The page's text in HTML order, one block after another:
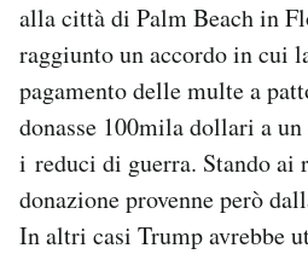
alla città di Palm Beach in
raggiunto un accordo in cui
pagamento delle multe a
donasse 100mila dollari a
i reduci di guerra. Stando
donazione provenne però
In altri casi Trump avrebbe